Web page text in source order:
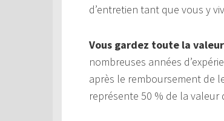
d’entretien tant que vous y
Vous gardez toute la
nombreuses années
après le remboursement de
représente 50 % de la